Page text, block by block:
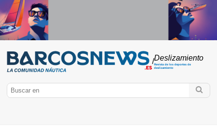
/Deslizamiento
Revista de los deportes de
deslizamiento